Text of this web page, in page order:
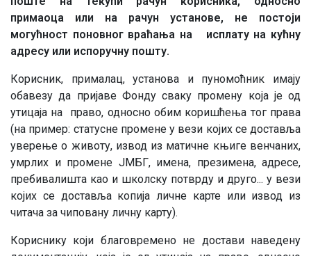
примаоца или на рачун установе, не постоји
могућност поновног враћања на исплату на кућну
адресу или испоручну пошту.
Корисник, прималац, установа и пуномоћник имају
обавезу да пријаве Фонду сваку промену која је од
утицаја на право, односно обим коришћења тог права
(на пример: статусне промене у вези којих се доставља
уверење о животу, извод из матичне књиге венчаних,
умрлих и промене ЈМБГ, имена, презимена, адресе,
пребивалишта као и школску потврду и друго... у вези
којих се доставља копија личне карте или извод из
читача за чиповану личну карту).
Кориснику који благовремено не достави наведену